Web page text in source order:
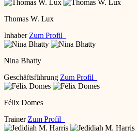
Thomas W. Lux
Inhaber Zum Profil
Nina Bhatty
Geschäftsführung Zum Profil
Félix Domes
Trainer Zum Profil